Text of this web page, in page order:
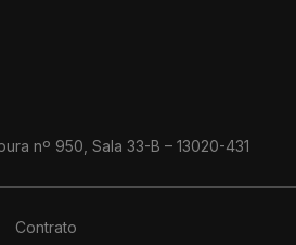
nº 950, Sala 33-B – 13020-431
Contrato